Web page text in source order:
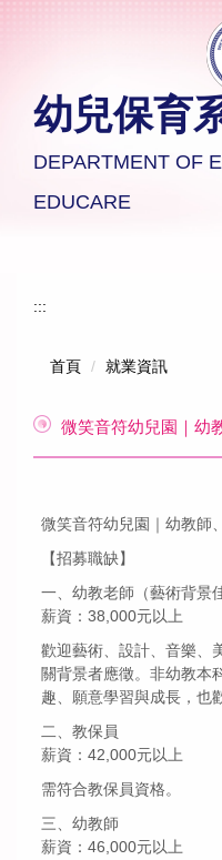
幼兒保育
DEPARTMENT OF
EDUCARE
:::
首頁 就業資訊
微笑音符幼兒園｜幼
微笑音符幼兒園｜幼教師
【招募職缺】
一、幼教老師（藝術背景
薪資：38,000元以上
歡迎藝術、設計、音樂、
關背景者應徵。非幼教本
趣、願意學習與成長，也
二、教保員
薪資：42,000元以上
需符合教保員資格。
三、幼教師
薪資：46,000元以上